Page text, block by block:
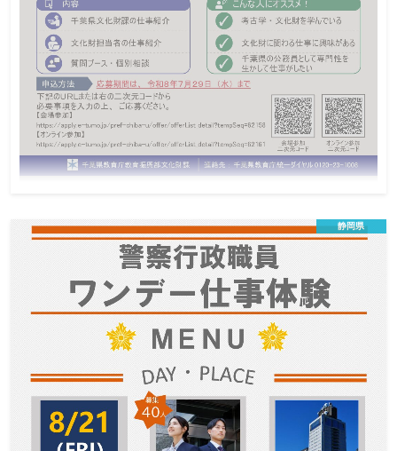
仕事紹介ガイダンス
文化財技術職員の仕事、その内容と魅力を伝えま
す。
日程 この説明会は終了しました
対象
大学・大学院で、考古学・歴史学・文化財学に関する課程
を専攻している大学生・大学院生
30名 ※オンライン参加は定員なし
締切 令和８年７月２９日（水）
静岡県